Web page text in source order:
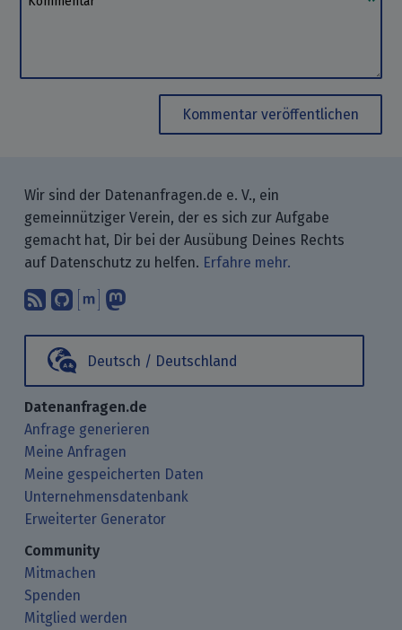
Kommentar veröffentlichen
Wir sind der Datenanfragen.de e. V., ein
gemeinnütziger Verein, der es sich zur Aufgabe
gemacht hat, Dir bei der Ausübung Deines Rechts
auf Datenschutz zu helfen. Erfahre mehr.
Abonniere unsere Blogbeiträge mit
Finde uns bei GitHub.
Unterhalte Dich mit uns über
Deutsch / Deutschland
Datenanfragen.de
Anfrage generieren
Meine Anfragen
Meine gespeicherten Daten
Unternehmensdatenbank
Erweiterter Generator
Community
Mitmachen
Spenden
Mitglied werden